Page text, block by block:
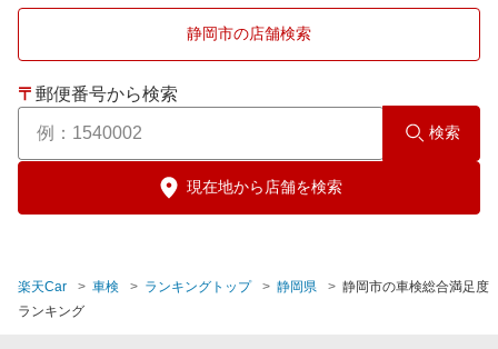
掛川市
御殿場市
駿東郡
静岡市の店舗検索
〒 郵便番号から検索
検索
現在地から店舗を検索
楽天Car 車検 ランキングトップ 静岡県
静岡市の車検総合満足度
ランキング